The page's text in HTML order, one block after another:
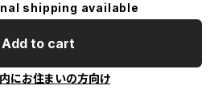
shipping available
Add to cart
にお住まいの方向け